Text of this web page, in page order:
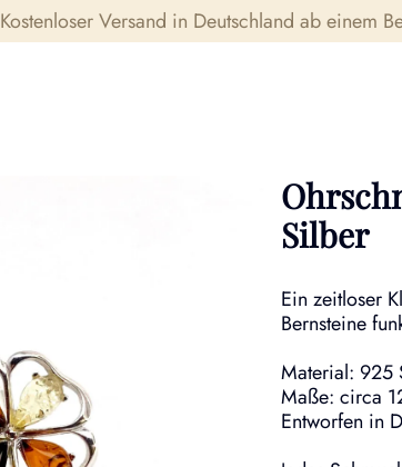
Kostenloser Versand in Deutschland ab einem
Silber
Ein zeitloser
Bernsteine
Material: 925
Maße: circa
Entworfen in